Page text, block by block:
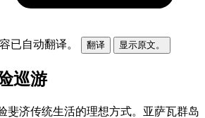
已自动翻译。 翻译 显示原文。
巡游
斐济传统生活的理想方式。亚萨瓦群岛